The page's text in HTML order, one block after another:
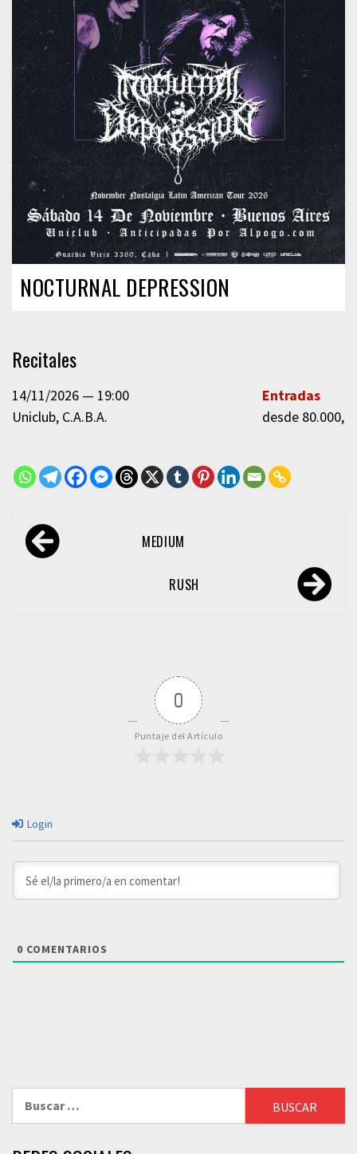
NOCTURNAL DEPRESSION
Recitales
14/11/2026
19:00
Uniclub C.A.B.A.
Entradas
desde
Navegación
de MEDIUM
RUSH
0
Puntaje del Artículo
Login
0 COMENTARIOS